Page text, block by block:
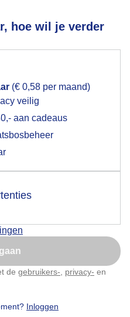
hoe wil je verder
(€ 0,58 per maand)
veilig
aan cadeaus
de gebruikers- privacy- en
Inloggen
een grijze start van
voor het
op hebt gegeven,
uit je browser waarin
de popup
later
te passen